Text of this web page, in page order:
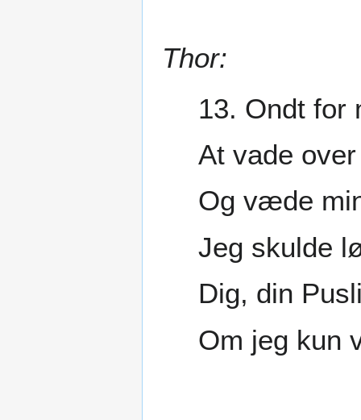
Thor:
13. Ondt for
At vade
Og væde
Jeg skulde
Dig, din
Om jeg kun